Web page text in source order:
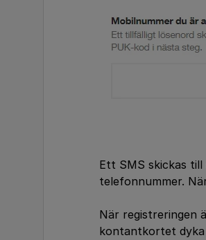
Ett SMS skickas
telefonnummer.
När registreringen
kontantkortet dyka